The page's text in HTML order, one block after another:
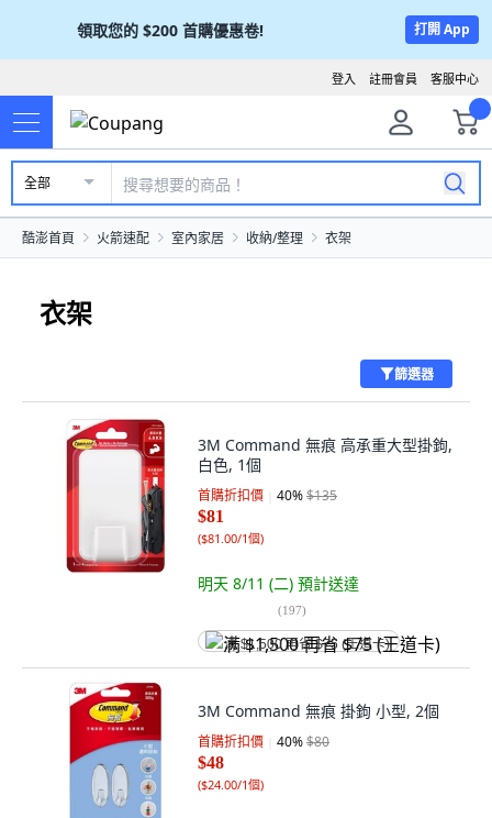
領取您的 $200 首購優惠卷! 打開 App
客服中心
註冊會員
登入
全部
酷澎首頁 火箭速配 室內家居 收納/整理 衣架
衣架
篩選器
3M Command 無痕 高承重大型掛鉤,
白色, 1個
首購折扣價 40%$135
$81
($81.00/1個)
明天 8/11 (二) 預計送達
(197)
满 $1,500 再省 $75 (王道卡)
3M Command 無痕 掛鉤 小型, 2個
首購折扣價 40%$80
$48
($24.00/1個)